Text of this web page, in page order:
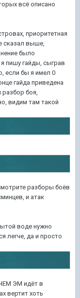
всё описано
приоритетная
сказал выше,
было
пишу гайды, сыграв
если бы я имел 0
гайда приведена
разбор боя,
видим там такой
разборы боёв
и атак
воде нужно
легче, да и просто
ЭМ идёт в
вертит хоть